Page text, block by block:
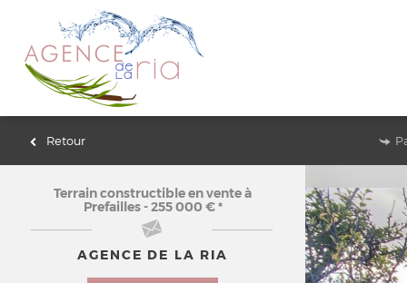
Retour
Terrain constructibleen vente à
Prefailles - 255 000 €*
AGENCE DE LA RIA